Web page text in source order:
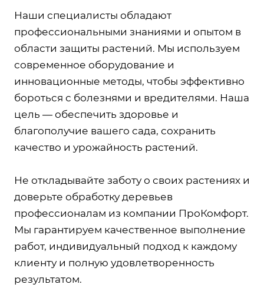
Наши специалисты обладают
профессиональными знаниями и опытом в
области защиты растений. Мы используем
современное оборудование и
инновационные методы, чтобы эффективно
бороться с болезнями и вредителями. Наша
цель — обеспечить здоровье и
благополучие вашего сада, сохранить
качество и урожайность растений.
Не откладывайте заботу о своих растениях и
доверьте обработку деревьев
профессионалам из компании ПроКомфорт.
Мы гарантируем качественное выполнение
работ, индивидуальный подход к каждому
клиенту и полную удовлетворенность
результатом.